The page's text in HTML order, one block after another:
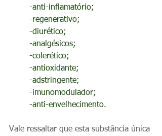
	-anti-inflamatório;
	-regenerativo;
	-diurético;
	-analgésicos;
	-colerético;
	-antioxidante;
	-adstringente;
	-imunomodulador;
	-anti-envelhecimento.
Vale ressaltar que esta substância única